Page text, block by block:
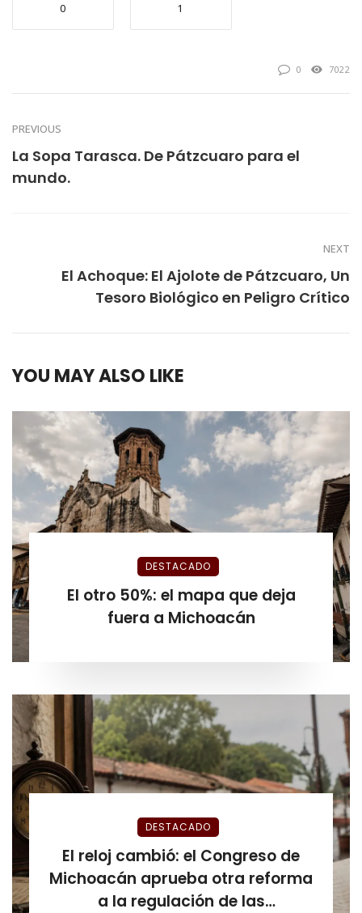
0 1
0 7022
PREVIOUS
La Sopa Tarasca. De Pátzcuaro para el
mundo.
NEXT
El Achoque: El Ajolote de Pátzcuaro, Un
Tesoro Biológico en Peligro Crítico
YOU MAY ALSO LIKE
DESTACADO
El otro 50%: el mapa que deja
fuera a Michoacán
DESTACADO
El reloj cambió: el Congreso de
Michoacán aprueba otra reforma
a la regulación de las